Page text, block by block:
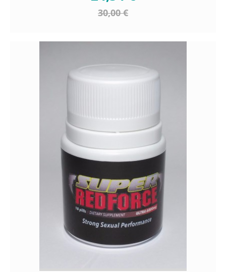
30,00 €